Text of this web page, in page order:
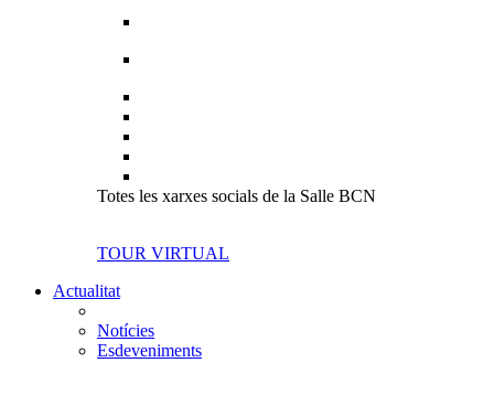
Totes les xarxes socials de la Salle BCN
TOUR VIRTUAL
Actualitat
Notícies
Esdeveniments